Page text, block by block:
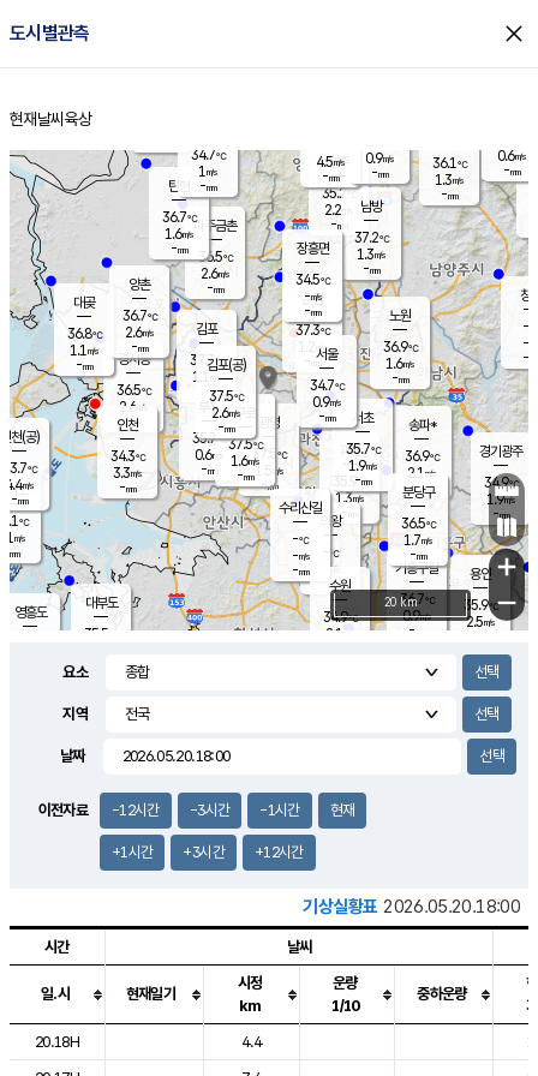
도시별관측 close
홈
현재날씨 육상
의도
℃
m/s
mm
영흥도
양주
35.2℃
2.2
-mm
과천
35.9℃
1.3m/s
- mm
용인
35.9℃
2.5m/s
경기광주
34.9℃
1.9m/s
-mm
1.7m/s
대부도
35.5
경서동
36.5℃
2.6 m/s
-mm
파주금촌
36.5℃
2.6m/s
-mm
36.1℃
1.3m/s
-mm
대곶
36.8℃
1.1 m/s
-mm
창
-
-m/
-
탄현
36.7℃
1.6m/s
-mm
0.6m/s
-mm
의왕
- ℃
m/s
mm
김포
37.7℃
1.1 m/s
mm
광명
37.5 ℃
1.5 m/s
-mm
부천
35.7℃
0.6m/s
-mm
양촌
36.7℃
2.6m/s
-mm
구로
37.5℃
1.6m/s
-mm
은평
37.3℃
1.2 m/s
- mm
노원
36.9℃
1.6m/s
-mm
송파*
36.9℃
2.1 m/s
-mm
서초
35.7℃
1.9m/s
-mm
남방
37.2℃
1.3m/s
-mm
기흥구갈
36.7℃
0.9m/s
-
수리산길
-℃
-m/s
-mm
분당구
36.5℃
1.7m/s
-mm
장흥면
34.5℃
-m/s
-mm
4.5m/s
-mm
인천(공)
33.7℃
4.4m/s
-mm
김포(공)
37.5℃
2.6m/s
-mm
수원
34.9℃
2.1 m/s
인천
34.3℃
3.3m/s
-mm
서울
34.7℃
0.9m/s
-mm
34.7℃
1 m/s
-mm
0.9m/s
-mm
+
−
20 km
요소
지역
날짜
이전자료 -12시간 -3시간 -1시간 현재
+1시간 +3시간 +12시간
기상실황표 2026.05.20.18:00
도시별 기상실황표로 지점, 날씨, 기온, 강수, 바람, 기압등을 안내한 표입
시간 날씨
일.시 현재일기
시정
km
운량
1/10
중하운량
20.18H
4.4